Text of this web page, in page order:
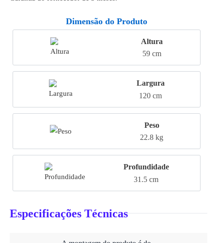
Dimensão do Produto
Altura
59 cm
Largura
120 cm
Peso
22.8 kg
Profundidade
31.5 cm
Especificações Técnicas